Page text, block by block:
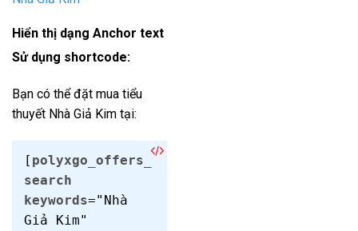
Hiển thị dạng Anchor text
Sử dụng shortcode:
Bạn có thể đặt mua tiểu
thuyết Nhà Giả Kim tại:
[ polyxgo_offers_
search
keywords="Nhà
Giả Kim"